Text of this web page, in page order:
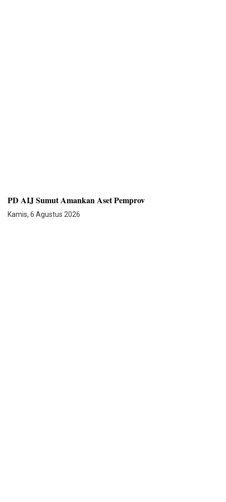
PD AIJ Sumut Amankan Aset Pemprov
Kamis, 6 Agustus 2026